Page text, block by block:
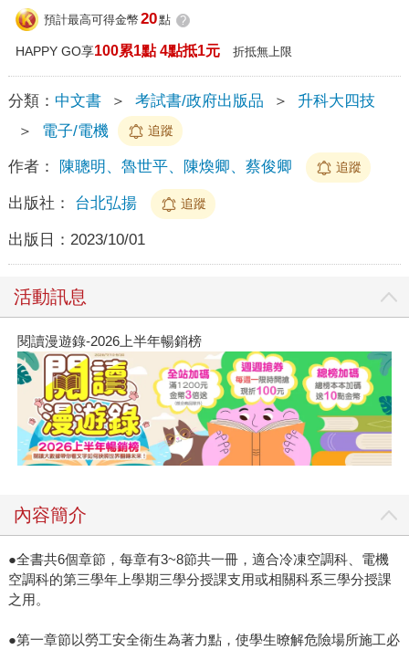
預計最高可得金幣 20點 ?
HAPPY GO享100累1點 4點抵1元 折抵無上限
分類： 中文書 ＞ 考試書/政府出版品 ＞
升科大四技
＞
電子/電機 追蹤
作者： 陳聰明、魯世平、陳煥卿、蔡俊卿 追蹤
出版社： 台北弘揚 追蹤
出版日： 2023/10/01
活動訊息
閱讀漫遊錄-2026上半年暢銷榜
內容簡介
●全書共6個章節，每章有3~8節共一冊，適合冷凍空調科、電機
空調科的第三學年上學期三學分授課支用或相關科系三學分授課
之用。
●第一章節以勞工安全衛生為著力點，使學生暸解危險場所施工必